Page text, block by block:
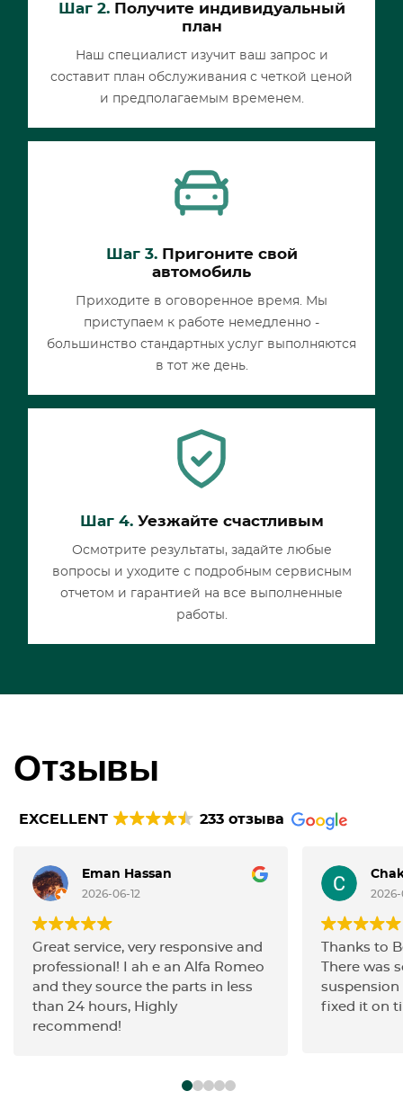
Шаг 2.Получите индивидуальный
план
Наш специалист изучит ваш запрос и
составит план обслуживания с четкой ценой
и предполагаемым временем.
Шаг 3.Пригоните свой
автомобиль
Приходите в оговоренное время. Мы
приступаем к работе немедленно -
большинство стандартных услуг выполняются
в тот же день.
Шаг 4.Уезжайте счастливым
Осмотрите результаты, задайте любые
вопросы и уходите с подробным сервисным
отчетом и гарантией на все выполненные
работы.
Отзывы
EXCELLENT 233 отзыва
Eman Hassan
2026-06-12
Great service, very responsive and
professional! I ah e an Alfa Romeo
and they source the parts in less
than 24 hours, Highly
recommend!
2026-
Thanks to
There was
suspension
fixed it on